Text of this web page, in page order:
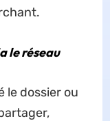
le réseau
le dossier ou